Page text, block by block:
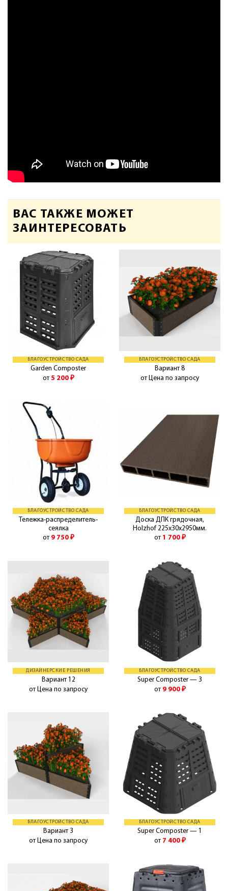
ВАС ТАКЖЕ МОЖЕТ
ЗАИНТЕРЕСОВАТЬ
БЛАГОУСТРОЙСТВО САДА
Garden Composter
от 5 200 ₽
БЛАГОУСТРОЙСТВО САДА
Вариант 8
от Цена по запросу
БЛАГОУСТРОЙСТВО САДА
Тележка-распределитель-
сеялка
от 9 750 ₽
БЛАГОУСТРОЙСТВО САДА
Доска ДПК грядочная,
Holzhof 225х30х2950мм.
от 1 700 ₽
ДИЗАЙНЕРСКИЕ РЕШЕНИЯ
Вариант 12
от Цена по запросу
БЛАГОУСТРОЙСТВО САДА
Super Composter — 3
от 9 900 ₽
БЛАГОУСТРОЙСТВО САДА
Вариант 3
от Цена по запросу
БЛАГОУСТРОЙСТВО САДА
Super Composter — 1
от 7 400 ₽